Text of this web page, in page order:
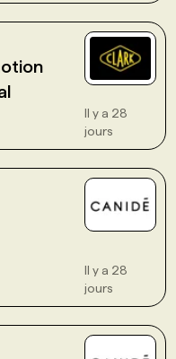
Il y a 28
jours
Il y a 28
jours